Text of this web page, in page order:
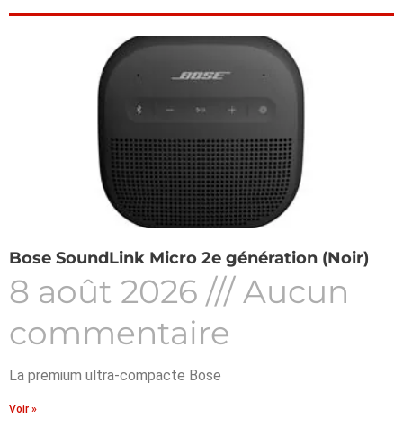
Bose SoundLink Micro 2e génération (Noir)
8 août 2026
Aucun
commentaire
La premium ultra-compacte Bose
Voir »